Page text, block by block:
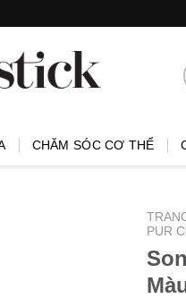
CHĂM SÓC CƠ THỂ
PUR